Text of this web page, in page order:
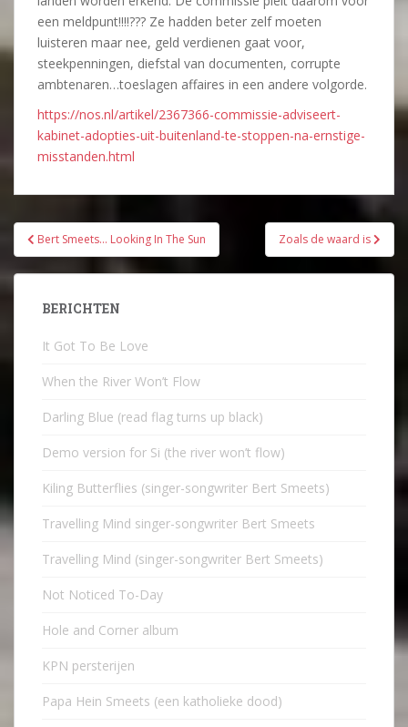
een meldpunt!!!!??? Ze hadden beter zelf moeten
luisteren maar nee, geld verdienen gaat voor,
steekpenningen, diefstal van documenten, corrupte
ambtenaren…toeslagen affaires in een andere volgorde.
https://nos.nl/artikel/2367366-commissie-adviseert-
kabinet-adopties-uit-buitenland-te-stoppen-na-ernstige-
misstanden.html
Bericht
navigatie
Bert Smeets… Looking In The Sun Zoals de waard is
BERICHTEN
It Got To Be Love
When the River Won’t Flow
Darling Blue (read flag turns up black)
Demo version for Si (the river won’t flow)
Kiling Butterflies (singer-songwriter Bert Smeets)
Travelling Mind singer-songwriter Bert Smeets
Travelling Mind (singer-songwriter Bert Smeets)
Not Noticed To-Day
Hole and Corner album
KPN persterijen
Papa Hein Smeets (een katholieke dood)